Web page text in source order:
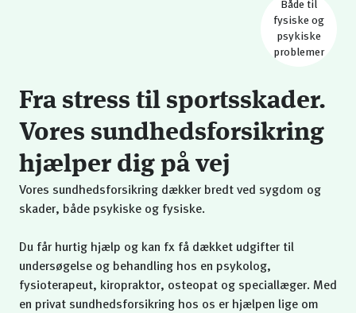
Både til
fysiske og
psykiske
problemer
Fra stress til sportsskader.
Vores sundhedsforsikring
hjælper dig på vej
Vores sundhedsforsikring dækker bredt ved sygdom og
skader, både psykiske og fysiske.
Du får hurtig hjælp og kan fx få dækket udgifter til
undersøgelse og behandling hos en psykolog,
fysioterapeut, kiropraktor, osteopat og speciallæger. Med
en privat sundhedsforsikring hos os er hjælpen lige om